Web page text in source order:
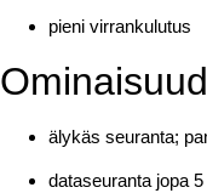
pieni virrankulutus
älykäs seuranta;
dataseuranta jopa